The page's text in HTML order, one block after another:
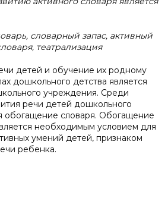
словарный запас, активный
театрализация
детей и обучение их родному
дошкольного детства является
учреждения. Среди
речи детей дошкольного
обогащение словаря. Обогащение
необходимым условием для
умений детей, признаком
ребенка.